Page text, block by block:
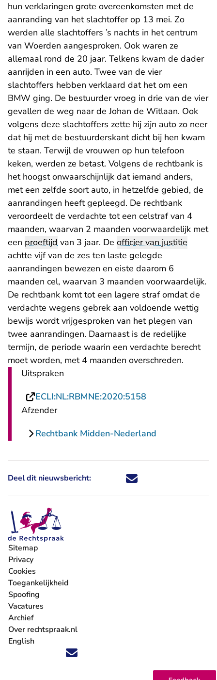
hun verklaringen grote overeenkomsten met de
aanranding van het slachtoffer op 13 mei. Zo
werden alle slachtoffers ’s nachts in het centrum
van Woerden aangesproken. Ook waren ze
allemaal rond de 20 jaar. Telkens kwam de dader
aanrijden in een auto. Twee van de vier
slachtoffers hebben verklaard dat het om een
BMW ging. De bestuurder vroeg in drie van de vier
gevallen de weg naar de Johan de Witlaan. Ook
volgens deze slachtoffers zette hij zijn auto zo neer
dat hij met de bestuurderskant dicht bij hen kwam
te staan. Terwijl de vrouwen op hun telefoon
keken, werden ze betast. Volgens de rechtbank is
het hoogst onwaarschijnlijk dat iemand anders,
met een zelfde soort auto, in hetzelfde gebied, de
aanrandingen heeft gepleegd. De rechtbank
veroordeelt de verdachte tot een celstraf van 4
maanden, waarvan 2 maanden voorwaardelijk met
een proeftijd van 3 jaar. De officier van justitie
achtte vijf van de zes ten laste gelegde
aanrandingen bewezen en eiste daarom 6
maanden cel, waarvan 3 maanden voorwaardelijk.
De rechtbank komt tot een lagere straf omdat de
verdachte wegens gebrek aan voldoende wettig
bewijs wordt vrijgesproken van het plegen van
twee aanrandingen. Daarnaast is de redelijke
termijn, de periode waarin een verdachte berecht
moet worden, met 4 maanden overschreden.
Uitspraken
ECLI:NL:RBMNE:2020:5158
Afzender
Rechtbank Midden-Nederland
Deel dit nieuwsbericht: Deel dit nieuwsbericht via X -
Deel dit nieuwsbericht via
Deel dit nieuwsbericht
Deel dit
Volg ons op X (Twitter) - U verlaat Rechtspraak.nl
Volg ons op Facebook - U verlaat Rechtspraak.nl
Volg ons op Instagram - U verlaat Rechtspraak.nl
Volg ons op Youtube - U verlaat Rechtspraak.nl
Volg ons op LinkedIn - U verlaat
'Blijf op de hoogte' nieuwsbrief - U verlaat
Sitemap
Privacy
Cookies
Toegankelijkheid
Spoofing
Vacatures
- U verlaat Rechtspraak.nl
Archief
Over rechtspraak.nl
English